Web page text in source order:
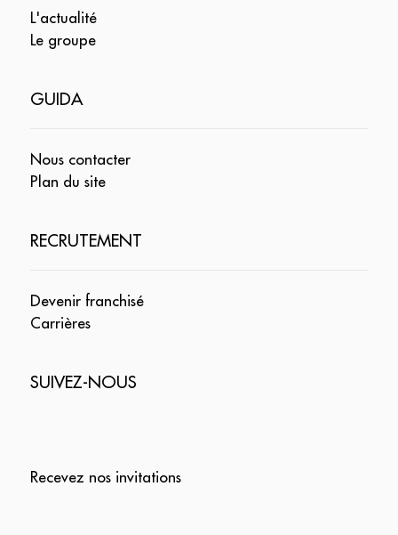
L'actualité
Le groupe
GUIDA
Nous contacter
Plan du site
RECRUTEMENT
Devenir franchisé
Carrières
SUIVEZ-NOUS
Recevez nos invitations